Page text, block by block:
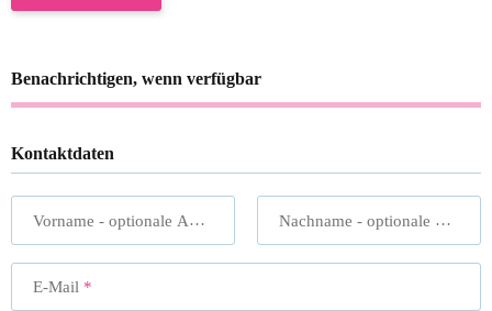
Benachrichtigen, wenn verfügbar
Kontaktdaten
Vorname - optionale Angabe Nachname - optionale Angabe
E-Mail